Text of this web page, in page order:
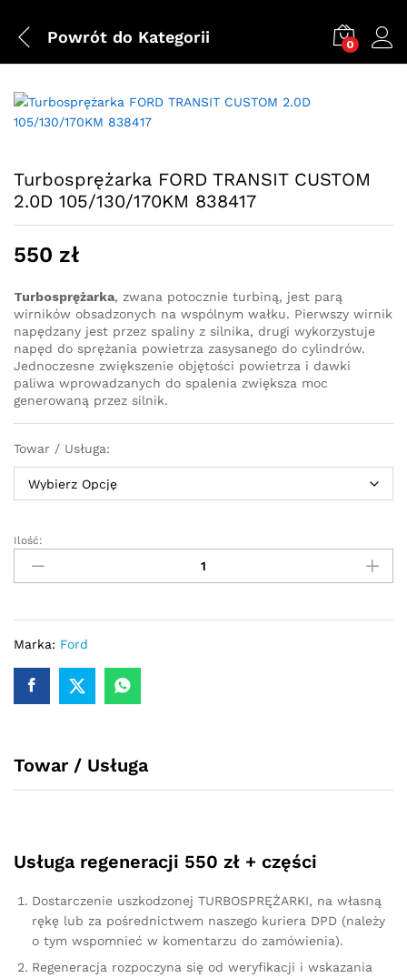
Powrót do Kategorii 0
Turbosprężarka FORD TRANSIT CUSTOM
2.0D 105/130/170KM 838417
550 zł
Turbosprężarka, zwana potocznie turbiną, jest parą
wirników obsadzonych na wspólnym wałku. Pierwszy wirnik
napędzany jest przez spaliny z silnika, drugi wykorzystuje
napęd do sprężania powietrza zasysanego do cylindrów.
Jednoczesne zwiększenie objętości powietrza i dawki
paliwa wprowadzanych do spalenia zwiększa moc
generowaną przez silnik.
Towar / Usługa:
Turbosprężarka
FORD
TRANSIT
2.0D
105/130/170KM
quantity
Ilość:
Marka: Ford
Towar / Usługa
Usługa regeneracji 550 zł + części
Dostarczenie uszkodzonej TURBOSPRĘŻARKI, na własną
rękę lub za pośrednictwem naszego kuriera DPD (należy
o tym wspomnieć w komentarzu do zamówienia).
Regeneracja rozpoczyna się od weryfikacji i wskazania